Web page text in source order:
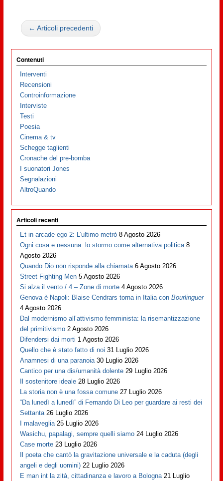
← Articoli precedenti
Contenuti
Interventi
Recensioni
Controinformazione
Interviste
Testi
Poesia
Cinema & tv
Schegge taglienti
Cronache del pre-bomba
I suonatori Jones
Segnalazioni
AltroQuando
Articoli recenti
Et in arcade ego 2: L’ultimo metrò 8 Agosto 2026
Ogni cosa e nessuna: lo stormo come alternativa politica 8
Agosto 2026
Quando Dio non risponde alla chiamata 6 Agosto 2026
Street Fighting Men 5 Agosto 2026
Si alza il vento / 4 – Zone di morte 4 Agosto 2026
Genova è Napoli: Blaise Cendrars torna in Italia conBourlinguer
4 Agosto 2026
Dal modernismo all’attivismo femminista: la risemantizzazione
del primitivismo 2 Agosto 2026
Difendersi dai morti 1 Agosto 2026
Quello che è stato fatto di noi 31 Luglio 2026
Anamnesi di una paranoia 30 Luglio 2026
Cantico per una dis/umanità dolente 29 Luglio 2026
Il sostenitore ideale 28 Luglio 2026
La storia non è una fossa comune 27 Luglio 2026
“Da lunedì a lunedì” di Fernando Di Leo per guardare ai resti dei
Settanta 26 Luglio 2026
I malaveglia 25 Luglio 2026
Wasichu, papalagi, sempre quelli siamo 24 Luglio 2026
Case morte 23 Luglio 2026
Il poeta che cantò la gravitazione universale e la caduta (degli
angeli e degli uomini) 22 Luglio 2026
E man int la zità, cittadinanza e lavoro a Bologna 21 Luglio